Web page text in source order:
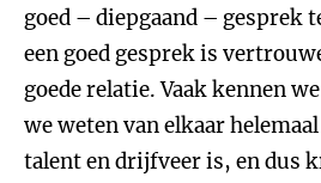
goed – diepgaand – gesprek
een goed gesprek is
goede relatie. Vaak kennen
we weten van elkaar
talent en drijfveer is, en dus